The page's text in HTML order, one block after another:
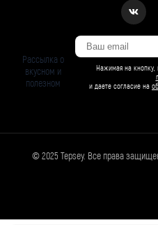
Рассылка о
вкусном и
полезном
Нажимая на
и даете согласие на
© 2025 Tepsey. Все права